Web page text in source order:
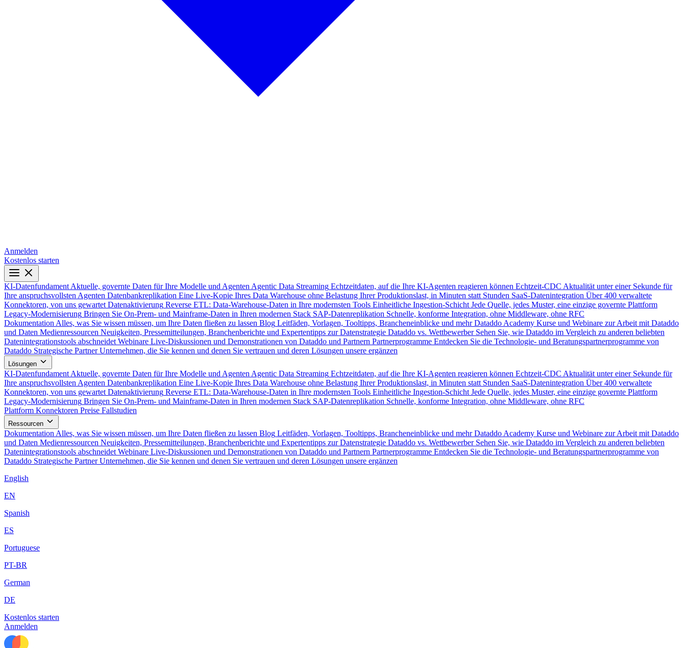
Anmelden
Kostenlos starten
KI-Datenfundament Aktuelle, governte Daten für Ihre Modelle und Agenten Agentic Data Streaming Echtzeitdaten, auf die Ihre KI-Agenten reagieren können Echtzeit-CDC Aktualität unter einer Sekunde für
Ihre anspruchsvollsten Agenten Datenbankreplikation Eine Live-Kopie Ihres Data Warehouse ohne Belastung Ihrer Produktionslast, in Minuten statt Stunden SaaS-Datenintegration Über 400 verwaltete
Konnektoren, von uns gewartet Datenaktivierung Reverse ETL: Data-Warehouse-Daten in Ihre modernsten Tools Einheitliche Ingestion-Schicht Jede Quelle, jedes Muster, eine einzige governte Plattform
Legacy-Modernisierung Bringen Sie On-Prem- und Mainframe-Daten in Ihren modernen Stack SAP-Datenreplikation Schnelle, konforme Integration, ohne Middleware, ohne RFC
Dokumentation Alles, was Sie wissen müssen, um Ihre Daten fließen zu lassen Blog Leitfäden, Vorlagen, Tooltipps, Brancheneinblicke und mehr Dataddo Academy Kurse und Webinare zur Arbeit mit Dataddo
und Daten Medienressourcen Neuigkeiten, Pressemitteilungen, Branchenberichte und Expertentipps zur Datenstrategie Dataddo vs. Wettbewerber Sehen Sie, wie Dataddo im Vergleich zu anderen beliebten
Datenintegrationstools abschneidet Webinare Live-Diskussionen und Demonstrationen von Dataddo und Partnern Partnerprogramme Entdecken Sie die Technologie- und Beratungspartnerprogramme von
Dataddo Strategische Partner Unternehmen, die Sie kennen und denen Sie vertrauen und deren Lösungen unsere ergänzen
Lösungen
KI-Datenfundament Aktuelle, governte Daten für Ihre Modelle und Agenten Agentic Data Streaming Echtzeitdaten, auf die Ihre KI-Agenten reagieren können Echtzeit-CDC Aktualität unter einer Sekunde für
Ihre anspruchsvollsten Agenten Datenbankreplikation Eine Live-Kopie Ihres Data Warehouse ohne Belastung Ihrer Produktionslast, in Minuten statt Stunden SaaS-Datenintegration Über 400 verwaltete
Konnektoren, von uns gewartet Datenaktivierung Reverse ETL: Data-Warehouse-Daten in Ihre modernsten Tools Einheitliche Ingestion-Schicht Jede Quelle, jedes Muster, eine einzige governte Plattform
Legacy-Modernisierung Bringen Sie On-Prem- und Mainframe-Daten in Ihren modernen Stack SAP-Datenreplikation Schnelle, konforme Integration, ohne Middleware, ohne RFC
Plattform Konnektoren Preise Fallstudien
Ressourcen
Dokumentation Alles, was Sie wissen müssen, um Ihre Daten fließen zu lassen Blog Leitfäden, Vorlagen, Tooltipps, Brancheneinblicke und mehr Dataddo Academy Kurse und Webinare zur Arbeit mit Dataddo
und Daten Medienressourcen Neuigkeiten, Pressemitteilungen, Branchenberichte und Expertentipps zur Datenstrategie Dataddo vs. Wettbewerber Sehen Sie, wie Dataddo im Vergleich zu anderen beliebten
Datenintegrationstools abschneidet Webinare Live-Diskussionen und Demonstrationen von Dataddo und Partnern Partnerprogramme Entdecken Sie die Technologie- und Beratungspartnerprogramme von
Dataddo Strategische Partner Unternehmen, die Sie kennen und denen Sie vertrauen und deren Lösungen unsere ergänzen
English
EN
Spanish
ES
Portuguese
PT-BR
German
DE
Kostenlos starten
Anmelden